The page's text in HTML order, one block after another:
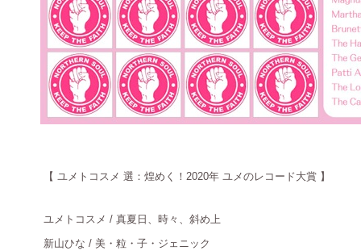
【 ユメトコスメ 選：煌めく！2020年 ユメのレコード大賞 】
ユメトコスメ / 真夏日、時々、斜め上
新山ひな / 美・粒・子・ジェニック